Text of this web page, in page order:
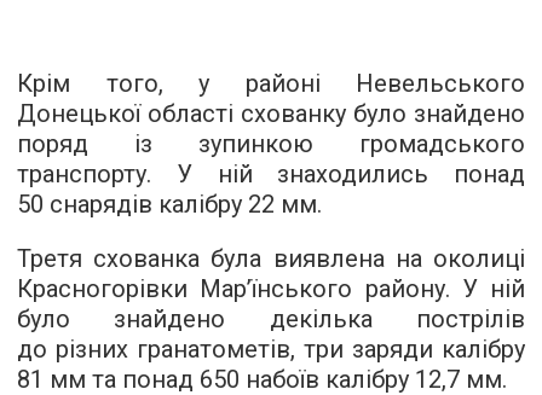
Крім того, у районі Невельського
Донецької області схованку було знайдено
поряд із зупинкою громадського
транспорту. У ній знаходились понад
50 снарядів калібру 22 мм.
Третя схованка була виявлена на околиці
Красногорівки Мар’їнського району. У ній
було знайдено декілька пострілів
до різних гранатометів, три заряди калібру
81 мм та понад 650 набоїв калібру 12,7 мм.